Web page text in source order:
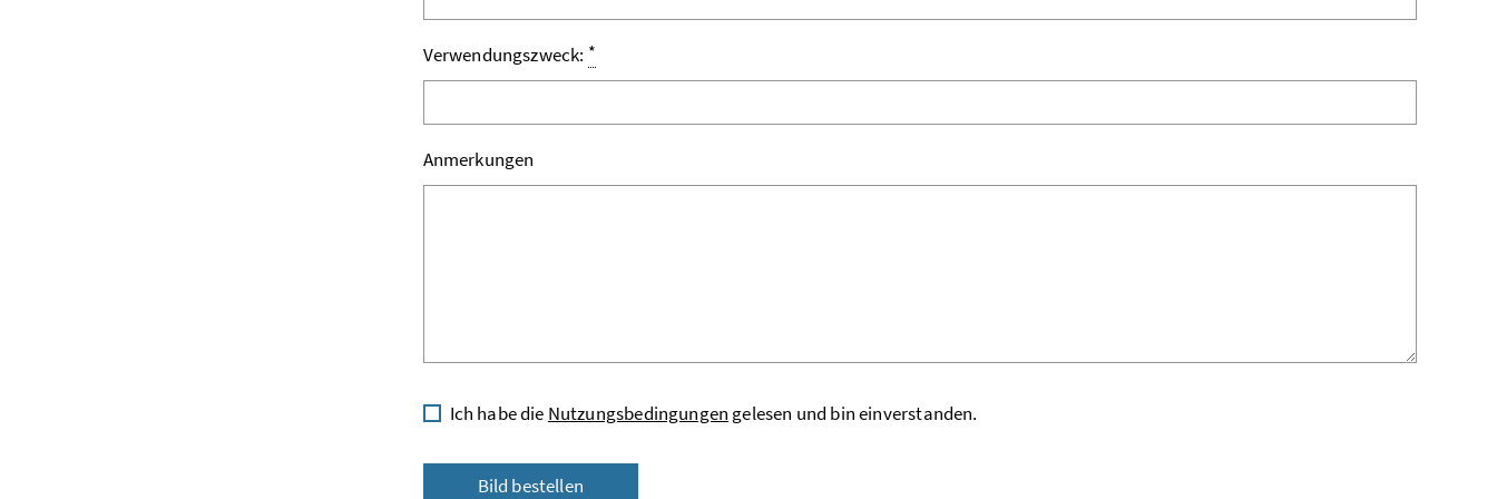
Verwendungszweck: *
Anmerkungen
Ich habe die Nutzungsbedingungen gelesen und bin einverstanden.
Bild bestellen